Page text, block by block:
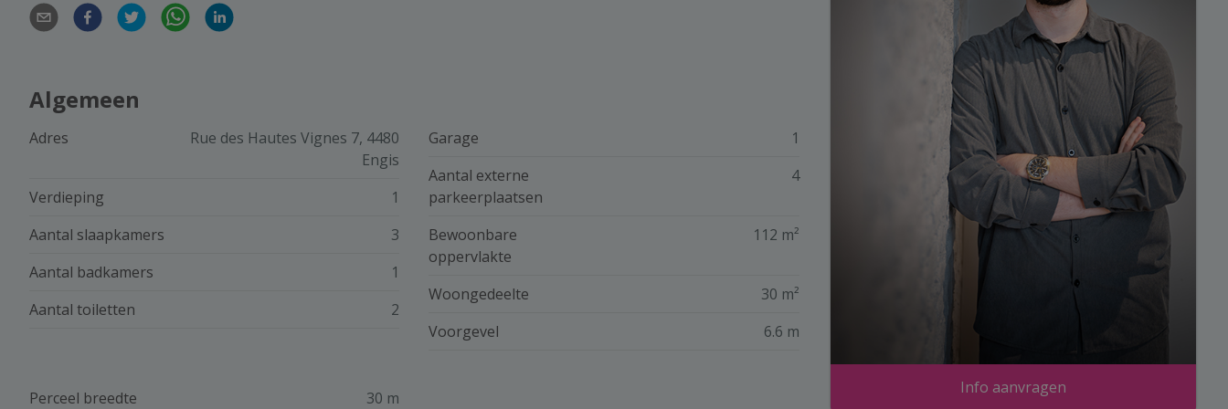
Algemeen
Adres
Rue des Hautes Vignes 7, 4480
Engis
Verdieping
1
Aantal slaapkamers
3
Aantal badkamers
1
Aantal toiletten
2
Garage
1
Aantal externe
parkeerplaatsen
4
Bewoonbare
oppervlakte
112 m²
Woongedeelte
30 m²
Voorgevel
6.6 m
Perceel breedte 30 m
Info aanvragen